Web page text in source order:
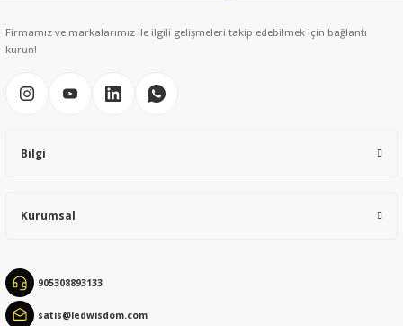
Ürün bilgilerinde hatalar bulunuyor.
Bu ürüne benzer farklı alternatifler olmalı.
Firmamız ve markalarımız ile ilgili gelişmeleri takip edebilmek için bağlantı
kurun!
Bilgi
Kurumsal
905308893133
satis@ledwisdom.com